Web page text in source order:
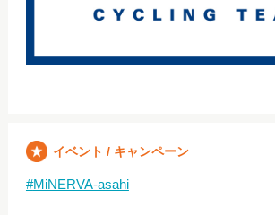
イベント / キャンペーン
MiNERVA-asahi